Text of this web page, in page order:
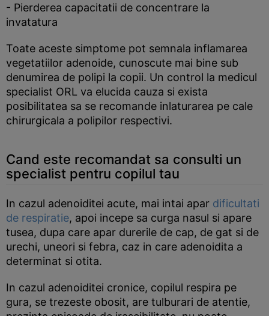
- Pierderea capacitatii de concentrare la
invatatura
Toate aceste simptome pot semnala inflamarea
vegetatiilor adenoide, cunoscute mai bine sub
denumirea de polipi la copii. Un control la medicul
specialist ORL va elucida cauza si exista
posibilitatea sa se recomande inlaturarea pe cale
chirurgicala a polipilor respectivi.
Cand este recomandat sa consulti un
specialist pentru copilul tau
In cazul adenoiditei acute, mai intai apar dificultati
de respiratie, apoi incepe sa curga nasul si apare
tusea, dupa care apar durerile de cap, de gat si de
urechi, uneori si febra, caz in care adenoidita a
determinat si otita.
In cazul adenoiditei cronice, copilul respira pe
gura, se trezeste obosit, are tulburari de atentie,